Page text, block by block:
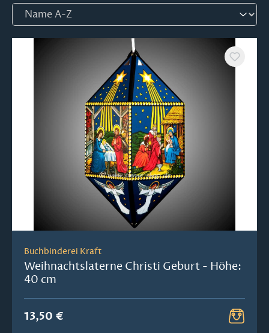
Buchbinderei Kraft
Weihnachtslaterne Christi Geburt - Höhe:
40 cm
13,50 €